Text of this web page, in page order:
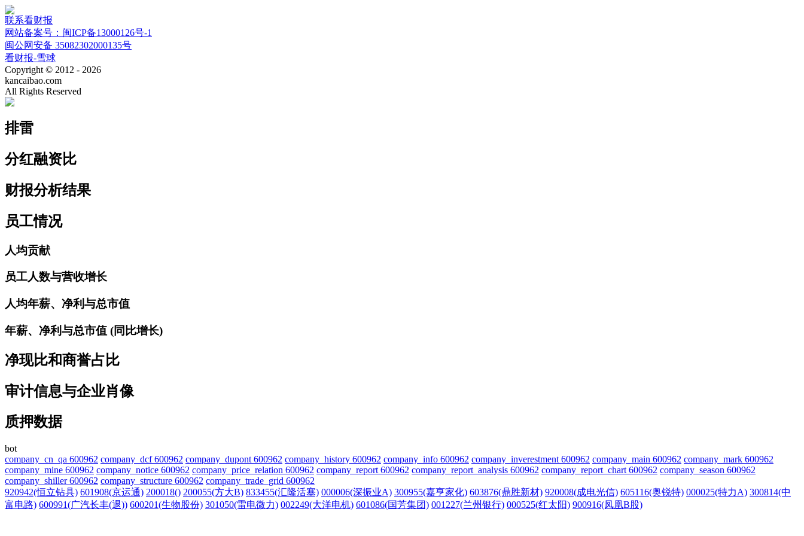
联系看财报
网站备案号：闽ICP备13000126号-1
闽公网安备 35082302000135号
看财报-雪球
Copyright © 2012 - 2026
kancaibao.com
All Rights Reserved
排雷
分红融资比
财报分析结果
员工情况
人均贡献
员工人数与营收增长
人均年薪、净利与总市值
年薪、净利与总市值 (同比增长)
净现比和商誉占比
审计信息与企业肖像
质押数据
bot
company_cn_qa 600962 company_dcf 600962 company_dupont 600962 company_history 600962 company_info 600962 company_inverestment 600962 company_main 600962 company_mark 600962
company_mine 600962 company_notice 600962 company_price_relation 600962 company_report 600962 company_report_analysis 600962 company_report_chart 600962 company_season 600962
company_shiller 600962 company_structure 600962 company_trade_grid 600962
920942(恒立钻具) 601908(京运通) 200018() 200055(方大B) 833455(汇隆活塞) 000006(深振业A) 300955(嘉亨家化) 603876(鼎胜新材) 920008(成电光信) 605116(奥锐特) 000025(特力A) 300814(中
富电路) 600991(广汽长丰(退)) 600201(生物股份) 301050(雷电微力) 002249(大洋电机) 601086(国芳集团) 001227(兰州银行) 000525(红太阳) 900916(凤凰B股)